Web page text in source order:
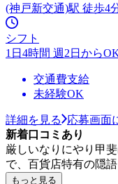
(神戸新交通)駅 徒歩4
シフト
1日4時間 週2日から
交通費支給
未経験OK
詳細を見る
応募画面
新着口コミあり
厳しいなりにやり甲
で、百貨店特有の隠
もっと見る